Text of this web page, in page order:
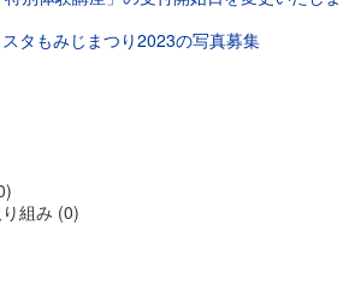
タもみじまつり2023の写真募集
組み (0)